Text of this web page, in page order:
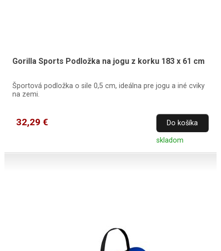
Gorilla Sports Podložka na jogu z korku 183 x 61 cm
Športová podložka o sile 0,5 cm, ideálna pre jogu a iné cviky
na zemi.
32,29 € Do košíka
skladom